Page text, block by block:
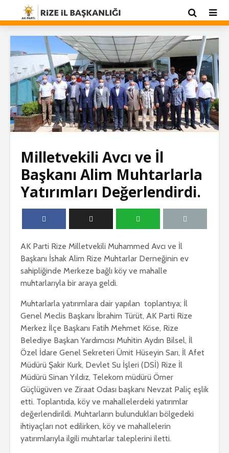
Milletvekili Avcı ve İl
Başkanı Alim Muhtarlarla
Yatırımları Değerlendirdi.
AK Parti Rize Milletvekili Muhammed Avcı ve İl
Başkanı İshak Alim Rize Muhtarlar Derneğinin ev
sahipliğinde Merkeze bağlı köy ve mahalle
muhtarlarıyla bir araya geldi.
Muhtarlarla yatırımlara dair yapılan toplantıya; İl
Genel Meclis Başkanı İbrahim Türüt, AK Parti Rize
Merkez İlçe Başkanı Fatih Mehmet Köse, Rize
Belediye Başkan Yardımcısı Muhitin Aydın Bilsel, İl
Özel İdare Genel Sekreteri Ümit Hüseyin Sarı, İl Afet
Müdürü Şakir Kurk, Devlet Su İşleri (DSİ) Rize İl
Müdürü Sinan Yıldız, Telekom müdürü Ömer
Güçlügüven ve Ziraat Odası başkanı Nevzat Paliç eşlik
etti. Toplantıda, köy ve mahallelerdeki yatırımlar
değerlendirildi. Muhtarların bulundukları bölgedeki
ihtiyaçları not edilirken, köy ve mahallelerin
yatırımlarıyla ilgili muhtarlar taleplerini iletti.